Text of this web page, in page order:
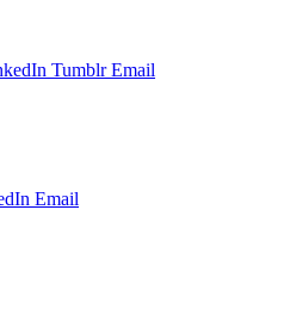
Tumblr Email
Email